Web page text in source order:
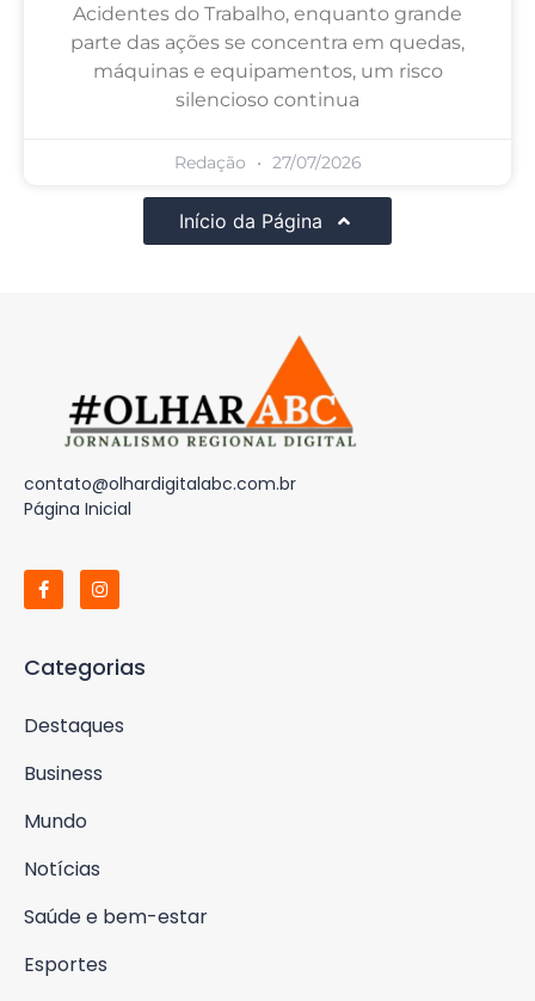
Acidentes do Trabalho, enquanto grande
parte das ações se concentra em quedas,
máquinas e equipamentos, um risco
silencioso continua
Redação 27/07/2026
Início da Página
contato@olhardigitalabc.com.br
Página Inicial
Categorias
Destaques
Business
Mundo
Notícias
Saúde e bem-estar
Esportes